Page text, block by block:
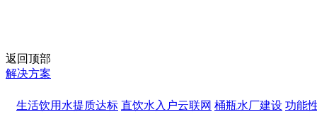
返回顶部
解决方案
生活饮用水提质达标 直饮水入户云联网 桶瓶水厂建设 功能